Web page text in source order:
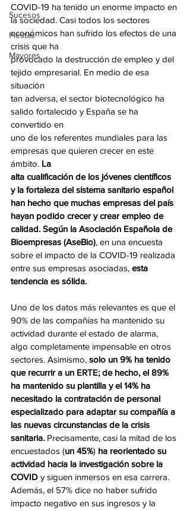
Sucesos
Fiestas
Mayores
COVID-19 ha tenido un enorme impacto en
la sociedad. Casi todos los sectores
económicos han sufrido los efectos de una
crisis que ha
provocado la destrucción de empleo y del
tejido empresarial. En medio de esa
situación
tan adversa, el sector biotecnológico ha
salido fortalecido y España se ha
convertido en
uno de los referentes mundiales para las
empresas que quieren crecer en este
ámbito. La
alta cualificación de los jóvenes científicos
y la fortaleza del sistema sanitario español
han hecho que muchas empresas del país
hayan podido crecer y crear empleo de
calidad. Según la Asociación Española de
Bioempresas (AseBio), en una encuesta
sobre el impacto de la COVID-19 realizada
entre sus empresas asociadas, esta
tendencia es sólida.
Uno de los datos más relevantes es que el
90% de las compañías ha mantenido su
actividad durante el estado de alarma,
algo completamente impensable en otros
sectores. Asimismo, solo un 9% ha tenido
que recurrir a un ERTE; de hecho, el 89%
ha mantenido su plantilla y el 14% ha
necesitado la contratación de personal
especializado para adaptar su compañía a
las nuevas circunstancias de la crisis
sanitaria. Precisamente, casi la mitad de los
encuestados (un 45%) ha reorientado su
actividad hacia la investigación sobre la
COVID y siguen inmersos en esa carrera.
Además, el 57% dice no haber sufrido
impacto negativo en sus ingresos y la